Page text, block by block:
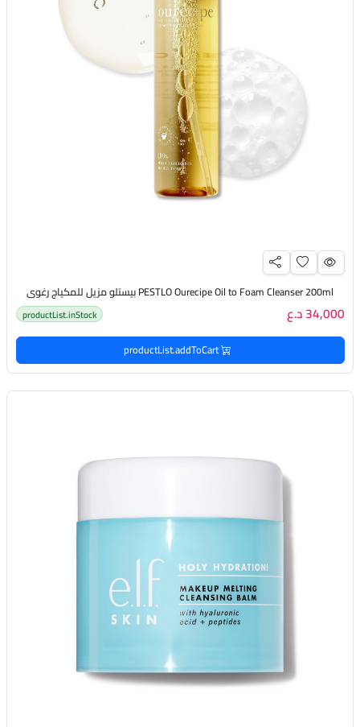
PESTLO Ourecipe Oil to Foam Cleanser 200ml بيستلو مزيل للمكياج رغوي
34,000 د.ع productList.inStock
productList.addToCart